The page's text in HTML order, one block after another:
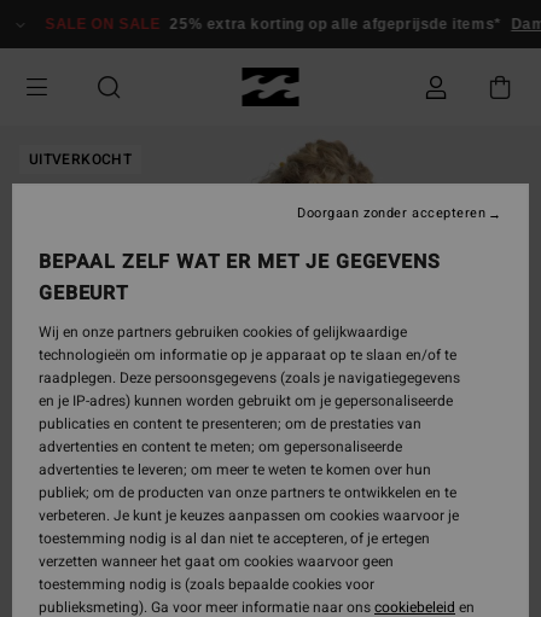
naar
SALE ON SALE 25% extra korting op alle afgeprijsde items*
UITVERKOCHT
BEPAAL ZELF WAT ER MET JE GEGEVENS
GEBEURT
Wij en onze partners gebruiken cookies of gelijkwaardige
technologieën om informatie op je apparaat op te slaan en/of te
raadplegen. Deze persoonsgegevens (zoals je navigatiegegevens
en je IP-adres) kunnen worden gebruikt om je gepersonaliseerde
publicaties en content te presenteren; om de prestaties van
advertenties en content te meten; om gepersonaliseerde
advertenties te leveren; om meer te weten te komen over hun
publiek; om de producten van onze partners te ontwikkelen en te
verbeteren. Je kunt je keuzes aanpassen om cookies waarvoor je
toestemming nodig is al dan niet te accepteren, of je ertegen
verzetten wanneer het gaat om cookies waarvoor geen
toestemming nodig is (zoals bepaalde cookies voor
publieksmeting). Ga voor meer informatie naar onscookiebeleid en
Doorgaan zonder accepteren